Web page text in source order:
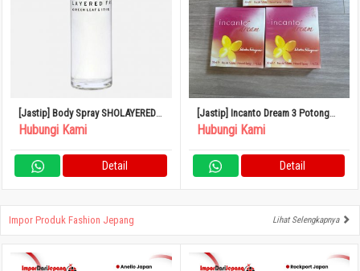
[Jastip] Body Spray SHOLAYERED
100ml
Hubungi Kami
Detail
[Jastip] Incanto Dream 3 Potong
Set Parfum
Hubungi Kami
Detail
Impor Produk Fashion Jepang Lihat Selengkapnya